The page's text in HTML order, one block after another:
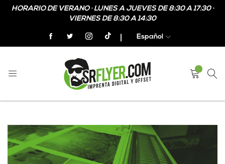
HORARIO DE VERANO · LUNES A JUEVES DE 8:30 A 17:30 ·
VIERNES DE 8:30 A 14:30
Español
SER DISTRIBUIDOR